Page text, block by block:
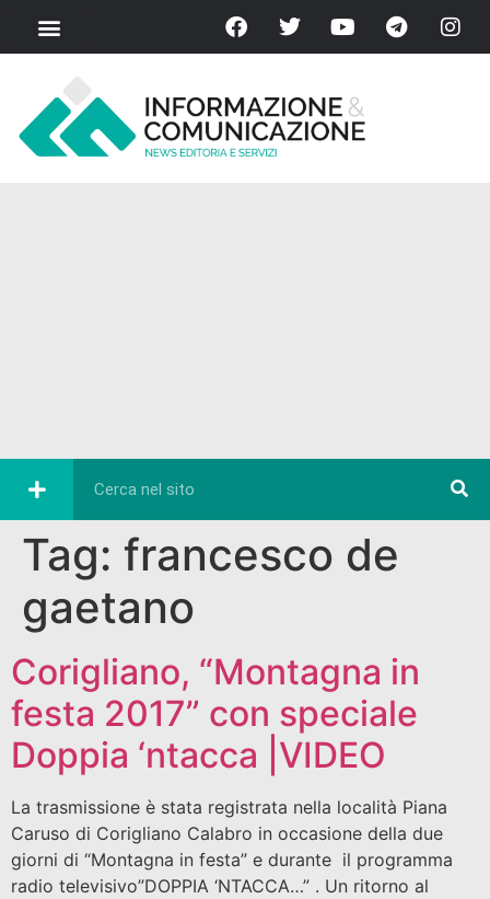
Tag: francesco de
gaetano
Corigliano, “Montagna in
festa 2017” con speciale
Doppia ‘ntacca |VIDEO
La trasmissione è stata registrata nella località Piana
Caruso di Corigliano Calabro in occasione della due
giorni di “Montagna in festa” e durante il programma
radio televisivo”DOPPIA ‘NTACCA…” . Un ritorno al